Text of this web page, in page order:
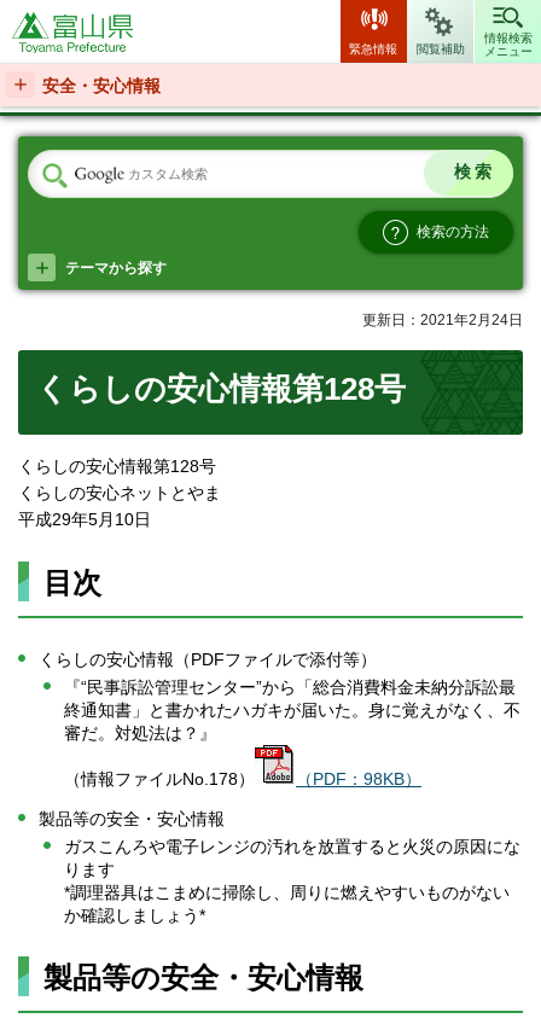
富山県
緊急情報 閲覧補助
情報検索
メニュー
安全・安心情報
検索の方法
テーマから探す
更新日：2021年2月24日
くらしの安心情報第128号
くらしの安心情報第128号
くらしの安心ネットとやま
平成29年5月10日
目次
くらしの安心情報（PDFファイルで添付等）
『“民事訴訟管理センター”から「総合消費料金未納分訴訟最
終通知書」と書かれたハガキが届いた。身に覚えがなく、不
審だ。対処法は？』
（情報ファイルNo.178） （PDF：98KB）
製品等の安全・安心情報
ガスこんろや電子レンジの汚れを放置すると火災の原因にな
ります
*調理器具はこまめに掃除し、周りに燃えやすいものがない
か確認しましょう*
製品等の安全・安心情報